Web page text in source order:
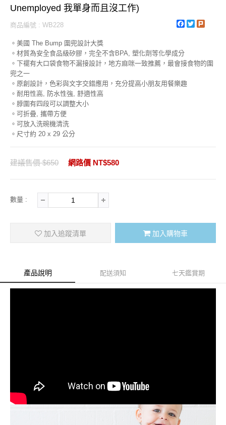
Unemployed 我單身而且沒工作)
Facebook
Twitter
商品編號 : WB228
。美國 The Bump 圍兜設計大獎
。材質為安全食品級矽膠，完全不含BPA, 塑化劑等化學成分
。下襬有大口袋食物不漏接設計，地方麻咪一致推薦，最會接食物的圍
兜之一
。原創設計，色彩與文字交錯應用，充分提高小朋友用餐樂趣
。耐用性高, 防水性強, 舒適性高
。脖圍有四段可以調整大小
。可折疊, 攜帶方便
。可放入洗碗機清洗
。尺寸約 20 x 29 公分
建議售價 $650 網路價 NT$580
數量 :
加入追蹤清單 加入購物車
產品說明 配送須知 七天鑑賞期